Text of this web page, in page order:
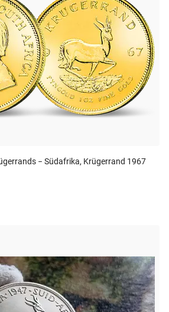
− Südafrika, Krügerrand 1967